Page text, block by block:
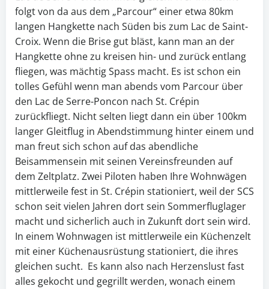
folgt von da aus dem „Parcour“ einer etwa 80km
langen Hangkette nach Süden bis zum Lac de Saint-
Croix. Wenn die Brise gut bläst, kann man an der
Hangkette ohne zu kreisen hin- und zurück entlang
fliegen, was mächtig Spass macht. Es ist schon ein
tolles Gefühl wenn man abends vom Parcour über
den Lac de Serre-Poncon nach St. Crépin
zurückfliegt. Nicht selten liegt dann ein über 100km
langer Gleitflug in Abendstimmung hinter einem und
man freut sich schon auf das abendliche
Beisammensein mit seinen Vereinsfreunden auf
dem Zeltplatz. Zwei Piloten haben Ihre Wohnwägen
mittlerweile fest in St. Crépin stationiert, weil der SCS
schon seit vielen Jahren dort sein Sommerfluglager
macht und sicherlich auch in Zukunft dort sein wird.
In einem Wohnwagen ist mittlerweile ein Küchenzelt
mit einer Küchenausrüstung stationiert, die ihres
gleichen sucht. Es kann also nach Herzenslust fast
alles gekocht und gegrillt werden, wonach einem